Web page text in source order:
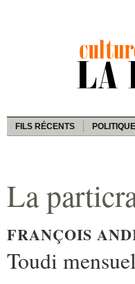
FILS RÉCENTS POLITIQUE
La
FRANÇOIS
Toudi